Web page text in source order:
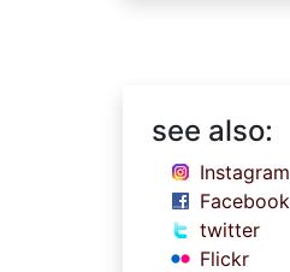
see also:
Instagram
Facebook
twitter
Flickr